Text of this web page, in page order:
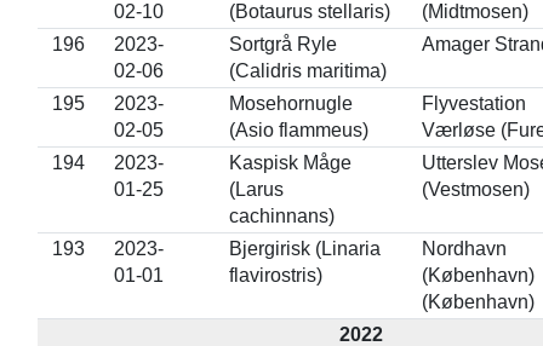
02-10
(Botaurus stellaris)
(Midtmosen)
196
2023-
02-06
Sortgrå Ryle
(Calidris maritima)
Amager
195
2023-
02-05
Mosehornugle
(Asio flammeus)
Flyvestation
Værløse
194
2023-
01-25
Kaspisk Måge
(Larus
cachinnans)
Utterslev
(Vestmosen)
193
2023-
01-01
Bjergirisk (Linaria
flavirostris)
Nordhavn
(København)
(København)
2022